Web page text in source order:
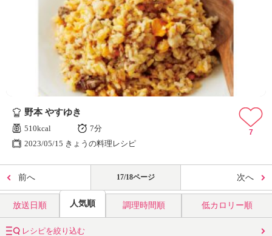
野本 やすゆき
510kcal
7分
2023/05/15 きょうの料理レシピ
7
前へ 17/18ページ 次へ
放送日順 人気順 調理時間順 低カロリー順
レシピを絞り込む